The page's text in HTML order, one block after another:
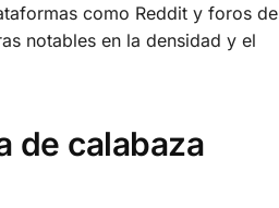
como Reddit y foros de
notables en la densidad y el
de calabaza